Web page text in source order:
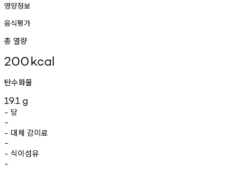
영양정보
음식평가
총 열량
200kcal
탄수화물
19.1 g
- 당
-
- 대체 감미료
-
- 식이섬유
-